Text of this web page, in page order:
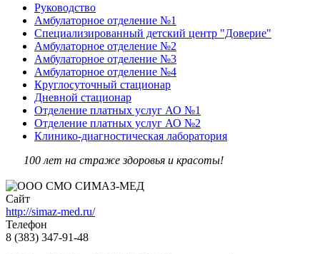
Руководство
Амбулаторное отделение №1
Специализированный детский центр "Доверие"
Амбулаторное отделение №2
Амбулаторное отделение №3
Амбулаторное отделение №4
Круглосуточный стационар
Дневной стационар
Отделение платных услуг АО №1
Отделение платных услуг АО №2
Клинико-диагностическая лаборатория
100 лет на страже здоровья и красоты!
Сайт
http://simaz-med.ru/
Телефон
8 (383) 347-91-48